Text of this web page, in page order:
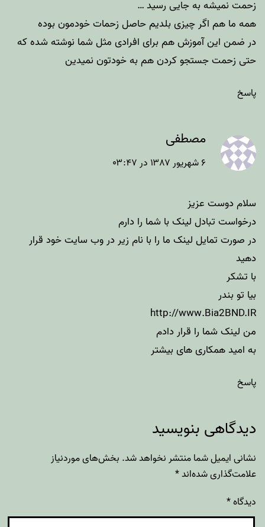
زحمت نمیشه به جایی رسید …
همه ما هم اگر چیزی بلدیم حاصل زحمات خودمون بوده
در ضمن این آموزشهم برای افرادی مثل شما نوشته شده که
حتی زحمت جستجو کردن هم به خودتون نمیدین
پاسخ
مصطفی
۶ شهریور ۱۳۸۷ در ۰۳:۴۷
سلام دوست عزیز
درخواست تبادل لینک با شما را دارم
در صورت تمایل لینک ما را با نام زیر در وب سایت خود قرار
دهید
با تشکر
بیا تو بندر
http://www.Bia2BND.IR
من لینک شما را قرار دادم
به امید همکاری های بیشتر
پاسخ
دیدگاهی بنویسید
نشانی ایمیل شما منتشر نخواهد شد. بخش‌های موردنیاز
علامت‌گذاری شده‌اند*
دیدگاه*